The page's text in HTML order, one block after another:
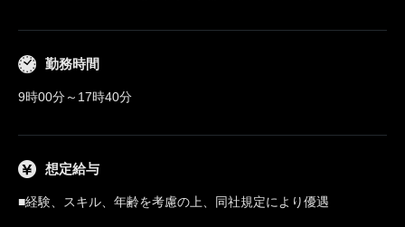
勤務時間
9時00分～17時40分
想定給与
■経験、スキル、年齢を考慮の上、同社規定により優遇